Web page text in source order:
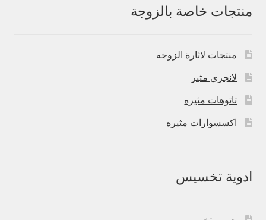
منتجات خاصة بالزوجة
منتجات لاثارة الزوجه
لانجري مثير
تاتوهات مثيره
اكسسوارات مثيره
ادوية تخسيس